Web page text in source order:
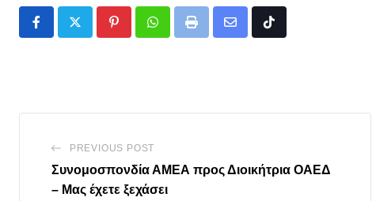
PinterestWhatsapp
Print
Share
Tiktok
PREVIOUS POST
Συνομοσπονδία ΑΜΕΑ προς Διοικήτρια ΟΑΕΔ
– Μας έχετε ξεχάσει